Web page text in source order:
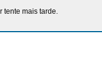
tente mais tarde.